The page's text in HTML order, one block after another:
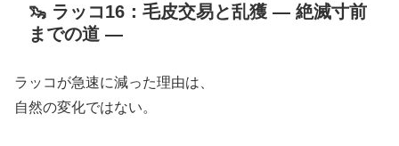
🦦 ラッコ16：毛皮交易と乱獲 ― 絶滅寸前
までの道 ―
ラッコが急速に減った理由は、
自然の変化ではない。